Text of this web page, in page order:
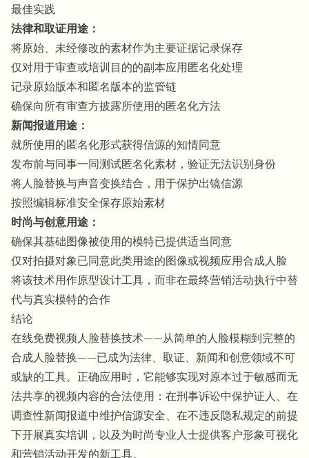
最佳实践
法律和取证用途：
将原始、未经修改的素材作为主要证据记录保存
仅对用于审查或培训目的的副本应用匿名化处理
记录原始版本和匿名版本的监管链
确保向所有审查方披露所使用的匿名化方法
新闻报道用途：
就所使用的匿名化形式获得信源的知情同意
发布前与同事一同测试匿名化素材，验证无法识别身份
将人脸替换与声音变换结合，用于保护出镜信源
按照编辑标准安全保存原始素材
时尚与创意用途：
确保其基础图像被使用的模特已提供适当同意
仅对拍摄对象已同意此类用途的图像或视频应用合成人脸
将该技术用作原型设计工具，而非在最终营销活动执行中替
代与真实模特的合作
结论
在线免费视频人脸替换技术——从简单的人脸模糊到完整的
合成人脸替换——已成为法律、取证、新闻和创意领域不可
或缺的工具。正确应用时，它能够实现对原本过于敏感而无
法共享的视频内容的合法使用：在刑事诉讼中保护证人、在
调查性新闻报道中维护信源安全、在不违反隐私规定的前提
下开展真实培训，以及为时尚专业人士提供客户形象可视化
和营销活动开发的新工具。